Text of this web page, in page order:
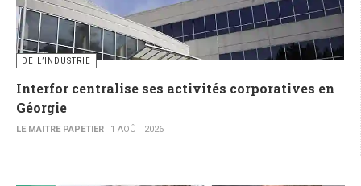
DE L’INDUSTRIE
Interfor centralise ses activités corporatives en
Géorgie
LE MAITRE PAPETIER 1 AOÛT 2026